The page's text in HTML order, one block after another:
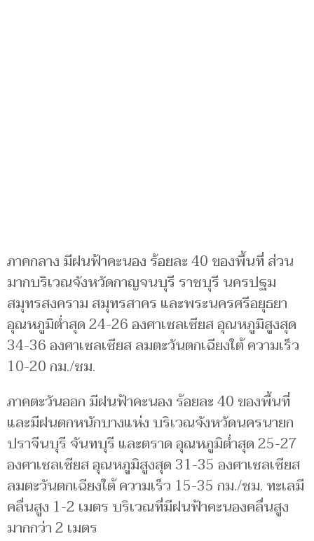
ภาคกลาง มีฝนฟ้าคะนอง ร้อยละ 40 ของพื้นที่ ส่วน
มากบริเวณจังหวัดกาญจนบุรี ราชบุรี นครปฐม
สมุทรสงคราม สมุทรสาคร และพระนครศรีอยุธยา
อุณหภูมิต่ำสุด 24-26 องศาเซลเซียส อุณหภูมิสูงสุด
34-36 องศาเซลเซียส ลมตะวันตกเฉียงใต้ ความเร็ว
10-20 กม./ชม.
ภาคตะวันออก มีฝนฟ้าคะนอง ร้อยละ 40 ของพื้นที่
และมีฝนตกหนักบางแห่ง บริเวณจังหวัดนครนายก
ปราจีนบุรี จันทบุรี และตราด อุณหภูมิต่ำสุด 25-27
องศาเซลเซียส อุณหภูมิสูงสุด 31-35 องศาเซลเซียส
ลมตะวันตกเฉียงใต้ ความเร็ว 15-35 กม./ชม. ทะเลมี
คลื่นสูง 1-2 เมตร บริเวณที่มีฝนฟ้าคะนองคลื่นสูง
มากกว่า 2 เมตร